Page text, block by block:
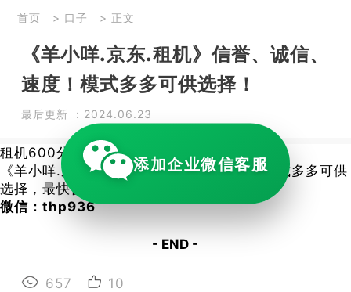
首页 > 口子 > 正文
《羊小咩.京东.租机》信誉、诚信、
速度！模式多多可供选择！
最后更新 ：2024.06.23
租机600分以上可垫付前期
《羊小咩.京东.租机》信誉、诚信、速度！模式多多可供
选择，最快仅需5分钟即可到账！
微信：thp936
- END -
657 10
添加企业微信客服